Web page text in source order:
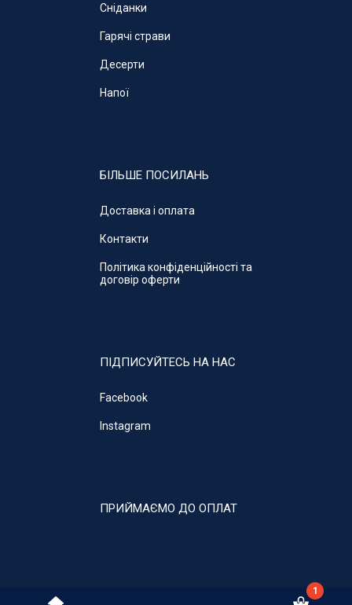
1
Cніданки
Гарячі страви
Десерти
Напої
БІЛЬШЕ ПОСИЛАНЬ
Доставка і оплата
Контакти
Політика конфіденційності та
договір оферти
ПІДПИСУЙТЕСЬ НА НАС
Facebook
Instagram
ПРИЙМАЄМО ДО ОПЛАТ